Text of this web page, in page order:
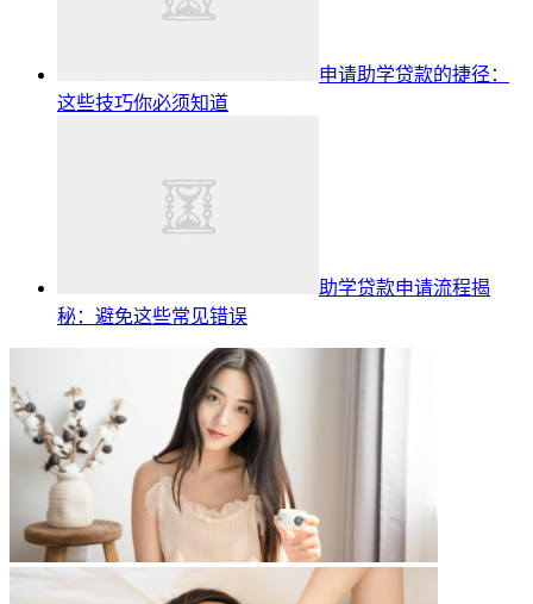
申请助学贷款的捷径：
这些技巧你必须知道
助学贷款申请流程揭
秘：避免这些常见错误